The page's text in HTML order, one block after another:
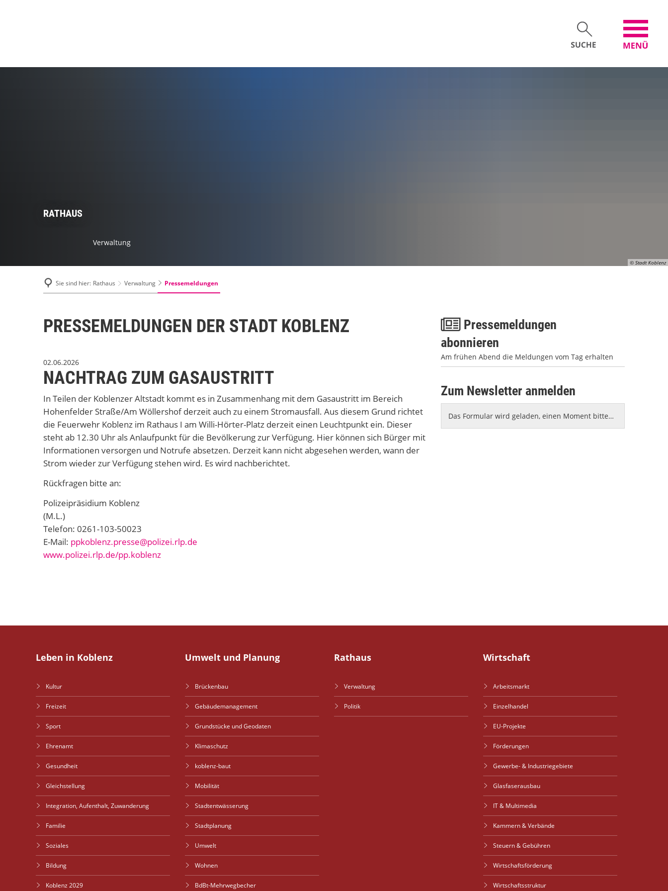
© Stadt Koblenz
RATHAUS
Verwaltung
Sie sind hier: Rathaus Verwaltung Pressemeldungen
PRESSEMELDUNGEN DER STADT KOBLENZ
NACHTRAG ZUM GASAUSTRITT
In Teilen der Koblenzer Altstadt kommt es in Zusammenhang mit dem Gasaustritt im Bereich
Hohenfelder Straße/Am Wöllershof derzeit auch zu einem Stromausfall. Aus diesem Grund richtet
die Feuerwehr Koblenz im Rathaus I am Willi-Hörter-Platz derzeit einen Leuchtpunkt ein. Dieser
steht ab 12.30 Uhr als Anlaufpunkt für die Bevölkerung zur Verfügung. Hier können sich Bürger mit
Informationen versorgen und Notrufe absetzen. Derzeit kann nicht abgesehen werden, wann der
Strom wieder zur Verfügung stehen wird. Es wird nachberichtet.
Rückfragen bitte an:
Polizeipräsidium Koblenz
(M.L.)
Telefon: 0261-103-50023
E-Mail: ppkoblenz.presse@polizei.rlp.de
www.polizei.rlp.de/pp.koblenz
02.06.2026
Pressemeldungen
abonnieren
Am frühen Abend die Meldungen vom Tag erhalten
Zum Newsletter anmelden
Das Formular wird geladen, einen Moment bitte…
Leben in Koblenz
Kultur
Freizeit
Sport
Ehrenamt
Gesundheit
Gleichstellung
Integration, Aufenthalt, Zuwanderung
Familie
Soziales
Bildung
Koblenz 2029
Umwelt und Planung
Brückenbau
Gebäudemanagement
Grundstücke und Geodaten
Klimaschutz
koblenz-baut
Mobilität
Stadtentwässerung
Stadtplanung
Umwelt
Wohnen
BdBt-Mehrwegbecher
Rathaus
Verwaltung
Politik
Wirtschaft
Arbeitsmarkt
Einzelhandel
EU-Projekte
Förderungen
Gewerbe- & Industriegebiete
Glasfaserausbau
IT & Multimedia
Kammern & Verbände
Steuern & Gebühren
Wirtschaftsförderung
Wirtschaftsstruktur